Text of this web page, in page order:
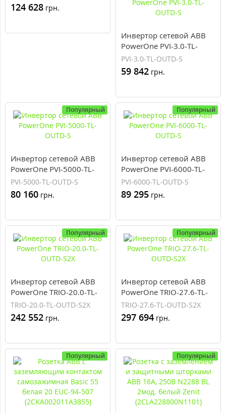
124 628 грн.
Инвертор сетевой ABB
PowerOne PVI-3.0-TL-
OUTD-S
PVI-3.0-TL-OUTD-S
59 842 грн.
Популярный
Инвертор сетевой ABB
PowerOne PVI-5000-TL-
OUTD-S
PVI-5000-TL-OUTD-S
80 160 грн.
Популярный
Инвертор сетевой ABB
PowerOne PVI-6000-TL-
OUTD-S
PVI-6000-TL-OUTD-S
89 295 грн.
Популярный
Инвертор сетевой ABB
PowerOne TRIO-20.0-TL-
OUTD-S2X
TRIO-20.0-TL-OUTD-S2X
242 552 грн.
Популярный
Инвертор сетевой ABB
PowerOne TRIO-27.6-TL-
OUTD-S2X
TRIO-27.6-TL-OUTD-S2X
297 694 грн.
Популярный Популярный